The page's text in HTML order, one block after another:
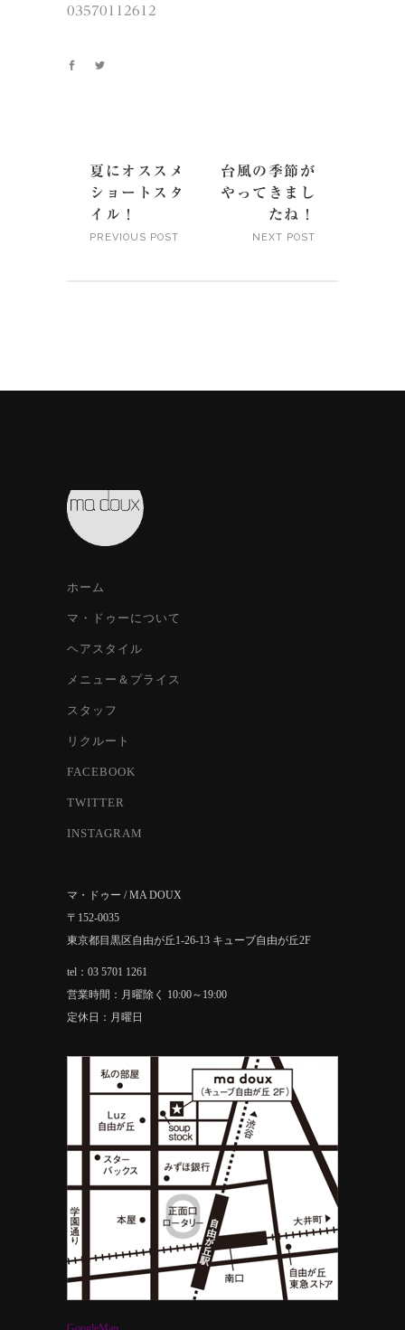
03570112612
夏にオススメ
ショートスタ
イル！
PREVIOUS POST
台風の季節が
やってきまし
たね！
NEXT POST
ホーム
マ・ドゥーについて
ヘアスタイル
メニュー＆プライス
スタッフ
リクルート
FACEBOOK
TWITTER
INSTAGRAM
マ・ドゥー / MA DOUX
〒152-0035
東京都目黒区自由が丘1-26-13 キューブ自由が丘2F
tel：03 5701 1261
営業時間：月曜除く 10:00～19:00
定休日：月曜日